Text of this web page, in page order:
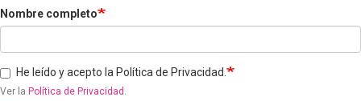
Nombre completo
He leído y acepto la Política de Privacidad.
Ver la Política de Privacidad .